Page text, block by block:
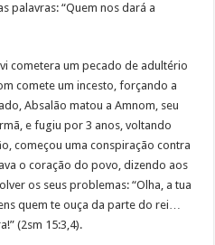
palavras: “Quem nos dará a
cometera um pecado de adultério
comete um incesto, forçando a
Absalão matou a Amnom, seu
e fugiu por 3 anos, voltando
começou uma conspiração contra
o coração do povo, dizendo aos
os seus problemas: “Olha, a tua
quem te ouça da parte do rei…
(2sm 15:3,4).